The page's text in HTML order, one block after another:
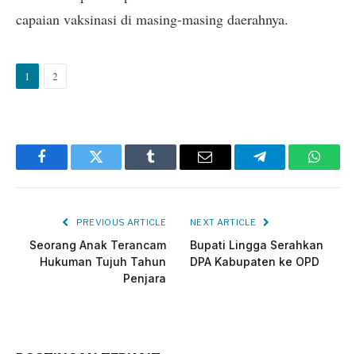
capaian vaksinasi di masing-masing daerahnya.
1 2
FacebookTwitter Tumblr Email Telegram
PREVIOUS ARTICLE
Seorang Anak Terancam
Hukuman Tujuh Tahun
Penjara
NEXT ARTICLE
Bupati Lingga Serahkan
DPA Kabupaten ke OPD